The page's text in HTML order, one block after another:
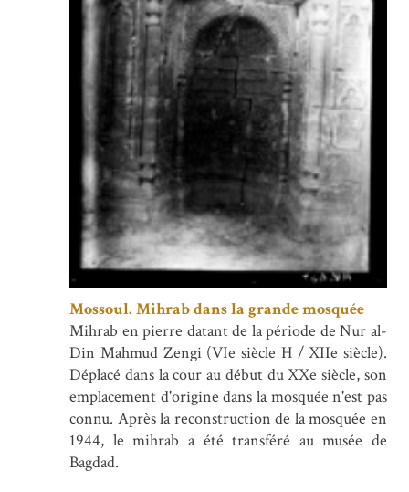
Mossoul. Mihrab dans la grande mosquée
Mihrab en pierre datant de la période de Nur al-
Din Mahmud Zengi (VIe siècle H / XIIe siècle).
Déplacé dans la cour au début du XXe siècle, son
emplacement d'origine dans la mosquée n'est pas
connu. Après la reconstruction de la mosquée en
1944, le mihrab a été transféré au musée de
Bagdad.